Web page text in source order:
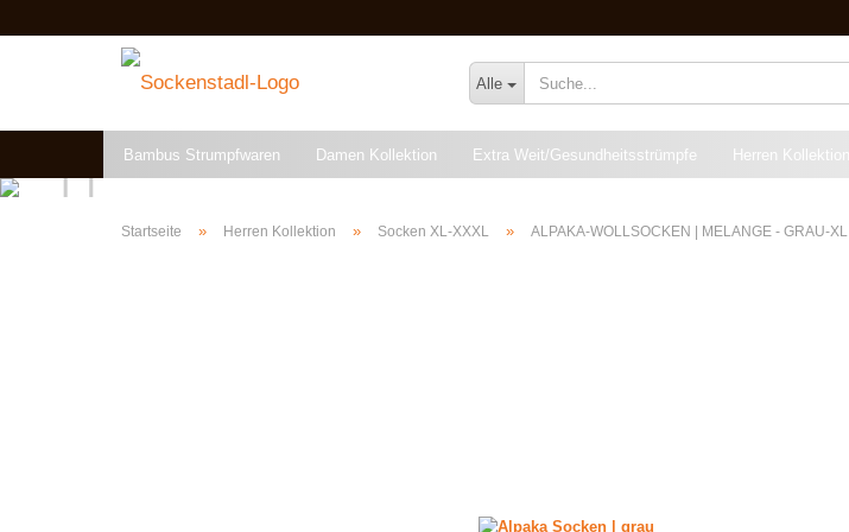
Alle
Bambus Strumpfwaren Damen Kollektion Extra Weit/Gesundheitsstrümpfe Herren Kollektion
Startseite » Herren Kollektion » Socken XL-XXXL » ALPAKA-WOLLSOCKEN | MELANGE - GRAU-XL